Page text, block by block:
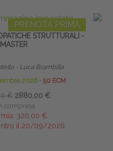
PRENOTA PRIMA
STRUTTURALI -
MASTER
- Luca Brambilla
2026 ∙ 50 ECM
€ 2880,00 €
compresa
320,00 €
il 20/09/2026